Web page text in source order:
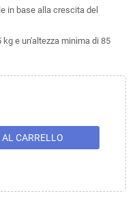
in base alla crescita del
e un'altezza minima di 85
CARRELLO